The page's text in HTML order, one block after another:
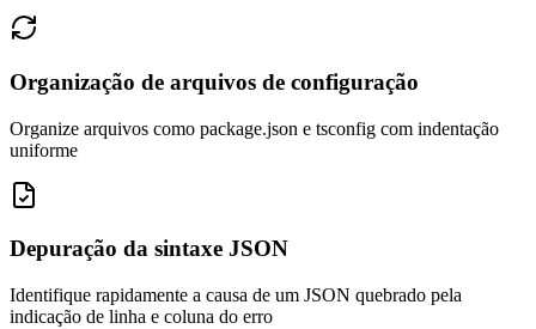
Organização de arquivos de configuração
Organize arquivos como package.json e tsconfig com indentação
uniforme
Depuração da sintaxe JSON
Identifique rapidamente a causa de um JSON quebrado pela
indicação de linha e coluna do erro